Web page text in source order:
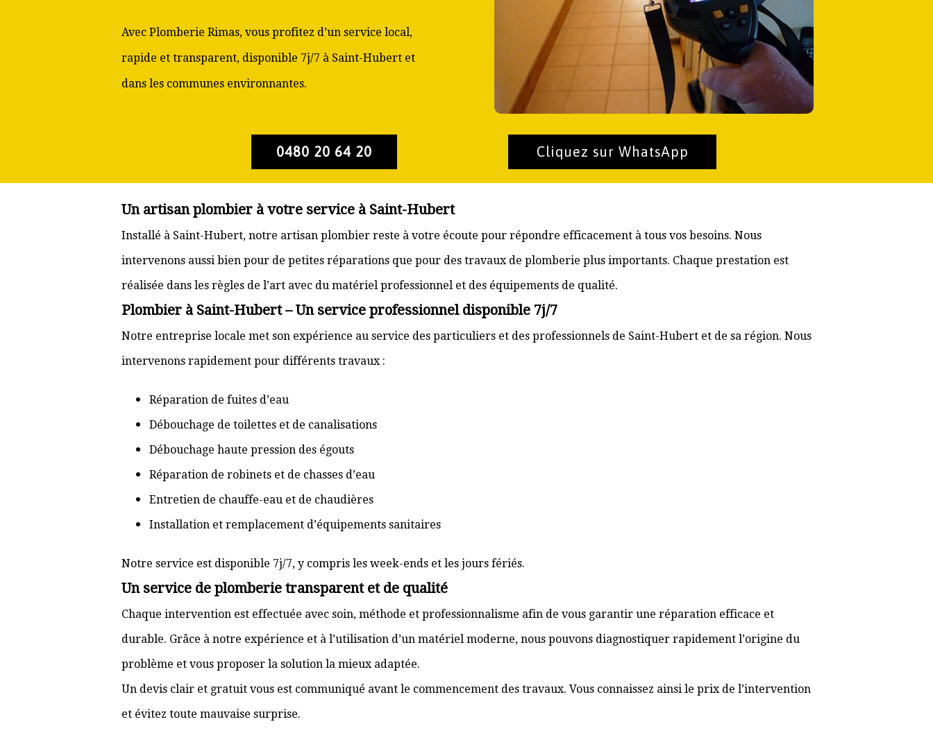
Avec Plomberie Rimas, vous profitez d’un service local,
rapide et transparent, disponible 7j/7 à Saint-Hubert et
dans les communes environnantes.
0480 20 64 20 Cliquez sur WhatsApp
Un artisan plombier à votre service à Saint-Hubert
Installé à Saint-Hubert, notre artisan plombier reste à votre écoute pour répondre efficacement à tous vos besoins. Nous
intervenons aussi bien pour de petites réparations que pour des travaux de plomberie plus importants. Chaque prestation est
réalisée dans les règles de l’art avec du matériel professionnel et des équipements de qualité.
Plombier à Saint-Hubert – Un service professionnel disponible 7j/7
Notre entreprise locale met son expérience au service des particuliers et des professionnels de Saint-Hubert et de sa région. Nous
intervenons rapidement pour différents travaux :
Réparation de fuites d’eau
Débouchage de toilettes et de canalisations
Débouchage haute pression des égouts
Réparation de robinets et de chasses d’eau
Entretien de chauffe-eau et de chaudières
Installation et remplacement d’équipements sanitaires
Notre service est disponible 7j/7, y compris les week-ends et les jours fériés.
Un service de plomberie transparent et de qualité
Chaque intervention est effectuée avec soin, méthode et professionnalisme afin de vous garantir une réparation efficace et
durable. Grâce à notre expérience et à l’utilisation d’un matériel moderne, nous pouvons diagnostiquer rapidement l’origine du
problème et vous proposer la solution la mieux adaptée.
Un devis clair et gratuit vous est communiqué avant le commencement des travaux. Vous connaissez ainsi le prix de l’intervention
et évitez toute mauvaise surprise.